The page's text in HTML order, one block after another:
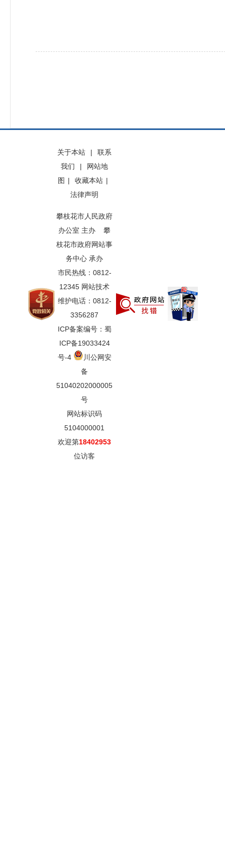
关于本站 |
联系
我们
|
网站地
图 | 收藏本站 |
法律声明
攀枝花市人民政府
办公室 主办 攀
枝花市政府网站事
务中心 承办
市民热线：0812-
12345 网站技术
维护电话：0812-
3356287
ICP备案编号：蜀
ICP备19033424
号-4
川公网安
备
51040202000005
号
网站标识码
5104000001
欢迎第18402953
位访客